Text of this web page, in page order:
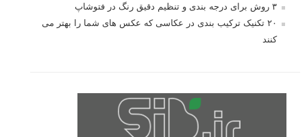
۳ روش برای درجه بندی و تنظیم دقیق رنگ در فتوشاپ
۲۰ تکنیک ترکیب بندی در عکاسی که عکس های شما را بهتر می
کنند